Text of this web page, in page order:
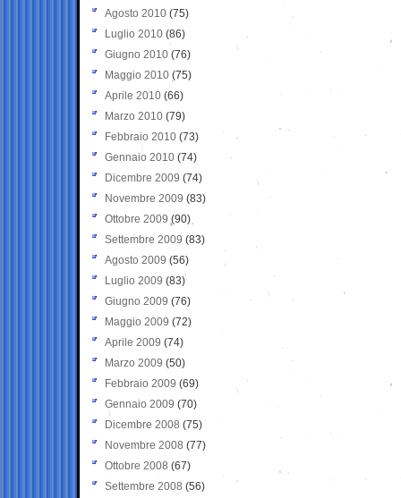
Agosto 2010 (75)
Luglio 2010 (86)
Giugno 2010 (76)
Maggio 2010 (75)
Aprile 2010 (66)
Marzo 2010 (79)
Febbraio 2010 (73)
Gennaio 2010 (74)
Dicembre 2009 (74)
Novembre 2009 (83)
Ottobre 2009 (90)
Settembre 2009 (83)
Agosto 2009 (56)
Luglio 2009 (83)
Giugno 2009 (76)
Maggio 2009 (72)
Aprile 2009 (74)
Marzo 2009 (50)
Febbraio 2009 (69)
Gennaio 2009 (70)
Dicembre 2008 (75)
Novembre 2008 (77)
Ottobre 2008 (67)
Settembre 2008 (56)